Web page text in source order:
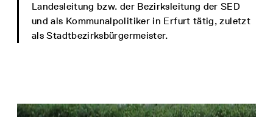
Landesleitung bzw. der Bezirksleitung der SED
und als Kommunalpolitiker in Erfurt tätig, zuletzt
als Stadtbezirksbürgermeister.